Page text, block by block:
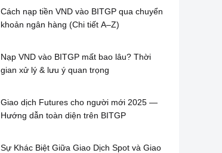
Cách nạp tiền VND vào BITGP qua chuyển
khoản ngân hàng (Chi tiết A–Z)
Nạp VND vào BITGP mất bao lâu? Thời
gian xử lý & lưu ý quan trọng
Giao dịch Futures cho người mới 2025 —
Hướng dẫn toàn diện trên BITGP
Sự Khác Biệt Giữa Giao Dịch Spot và Giao